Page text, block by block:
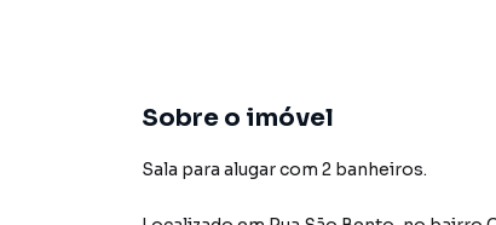
Sobre o imóvel
Sala para alugar com 2 banheiros.